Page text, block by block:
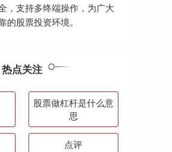
，支持多终端操作，为广大
的股票投资环境。
热点关注
股票做杠杆是什么意
思
点评